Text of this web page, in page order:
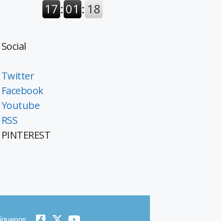
Social
Twitter
Facebook
Youtube
RSS
PINTEREST